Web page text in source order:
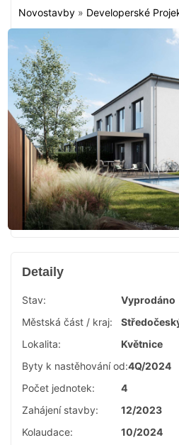
Novostavby » Developerské
Detaily
Stav:
Vyprodáno
Městská část / kraj:
Lokalita:
Květnice
Byty k nastěhování od:4Q/2024
Počet jednotek:
4
Zahájení stavby:
12/2023
Kolaudace:
10/2024